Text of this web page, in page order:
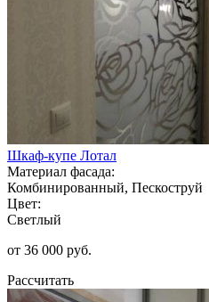
Шкаф-купе Лотал
Материал фасада:
Комбинированный, Пескоструй
Цвет:
Светлый
от 36 000 руб.
Рассчитать